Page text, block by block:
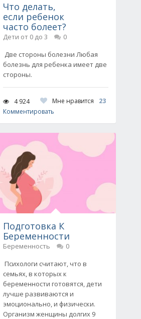
Что делать,
если ребенок
часто болеет?
Дети от 0 до 3
0
Две стороны болезни Любая
болезнь для ребенка имеет две
стороны.
4 924 Мне нравится
23
Комментировать
Подготовка К
Беременности
Беременность
0
Психологи считают, что в
семьях, в которых к
беременности готовятся, дети
лучше развиваются и
эмоционально, и физически.
Организм женщины долгих 9